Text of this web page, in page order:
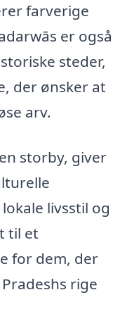
farverige
er også
steder,
der ønsker at
arv.
storby, giver
livsstil og
til et
for dem, der
rige